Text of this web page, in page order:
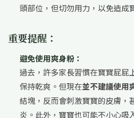
頭部位，但切勿用力，以免造成
重要提醒：
避免使用爽身粉：
過去，許多家長習慣在寶寶屁屁
保持乾爽。但現在並不建議使用
結塊，反而會刺激寶寶的皮膚，
炎。此外，寶寶也可能不小心吸